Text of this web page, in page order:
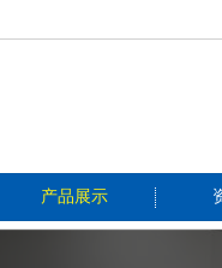
产品展示